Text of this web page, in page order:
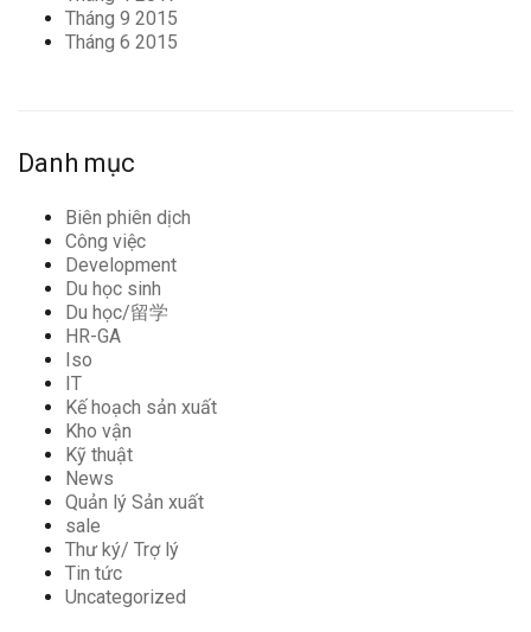
Tháng 9 2015
Tháng 6 2015
Danh mục
Biên phiên dịch
Công việc
Development
Du học sinh
Du học/留学
HR-GA
Iso
IT
Kế hoạch sản xuất
Kho vận
Kỹ thuật
News
Quản lý Sản xuất
sale
Thư ký/ Trợ lý
Tin tức
Uncategorized